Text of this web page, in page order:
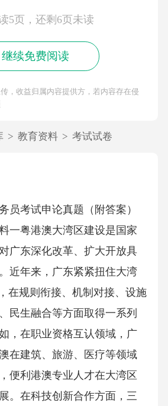
5页，还剩6页未读
继续免费阅读
，收益归属内容提供方，若内容存在侵
> 教育资料 > 考试试卷
员考试申论真题（附答案）
一粤港澳大湾区建设是国家
广东深化改革、扩大开放具
近年来，广东紧紧扭住大湾
在规则衔接、机制对接、设施
民生融合等方面取得一系列
，在职业资格互认领域，广
在建筑、旅游、医疗等领域
便利港澳专业人才在大湾区
。在科技创新合作方面，三